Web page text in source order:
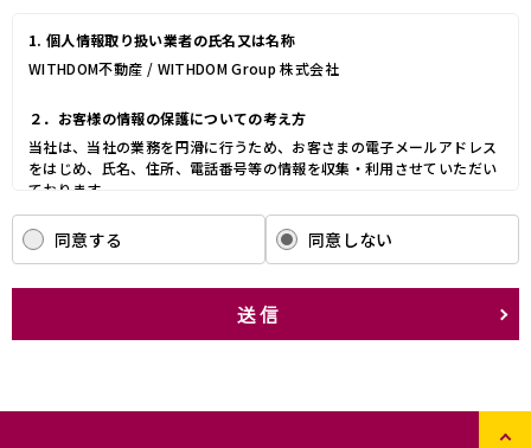
1. 個人情報取り扱い業者の氏名又は名称
WITHDOM不動産 / WITHDOM Group 株式会社
２．お客様の情報の保護についての考え方
当社は、当社の業務を円滑に行うため、お客さまの電子メールアドレス
をはじめ、氏名、住所、電話番号等の情報を収集・利用させていただい
ております。
当社は、これらのお客さまの個人情報（以下「お客さま情報」といいま
す。）の適正な保護を重大な責務と認識し、この責務を果たすために、
次の方針の下でお客さま情報を取り扱います。
(1) お客さま情報に適用される個人情報の保護に関する法律その他の関
係法令を遵守し、適切に取り扱います。また、適宜取扱いの改善に努め
(3) お客さま情報の収集に際しては、利用目的を特定して通知または公
同意する 同意しない
送信